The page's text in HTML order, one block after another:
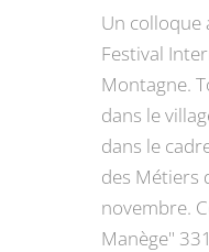
Un colloque
Festival
Montagne.
dans le
dans le
des Métiers
novembre.
Manège"